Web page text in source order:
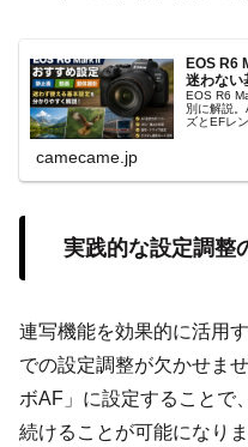
EOS R6
迷わない
EOS R6
別に解説
ズとEFレ
camecame.jp
実践的な設定調整
連写機能を効果的に活用
での設定調整が欠かせま
ボAF」に設定することで
続けることが可能になり